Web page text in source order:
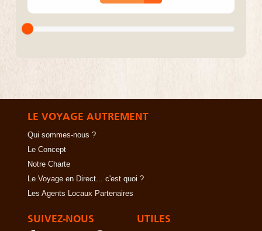
LE VOYAGE AUTREMENT
Qui sommes-nous ?
Le Concept
Notre Charte
Le Voyage en Direct... c'est quoi ?
Les Agents Locaux Partenaires
SUIVEZ-NOUS UTILES